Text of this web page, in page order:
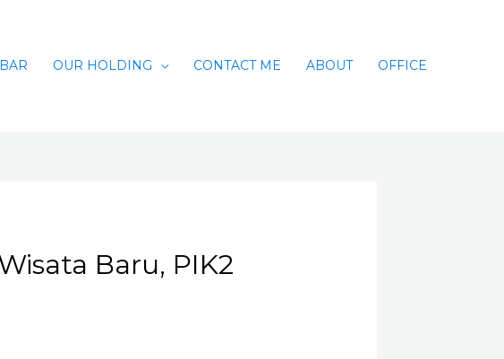
OUR HOLDING CONTACT ME ABOUT OFFICE
Baru, PIK2